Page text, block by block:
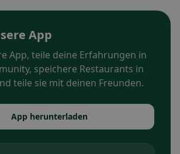
App
App, teile deine Erfahrungen in
speichere Restaurants in
teile sie mit deinen Freunden.
App herunterladen